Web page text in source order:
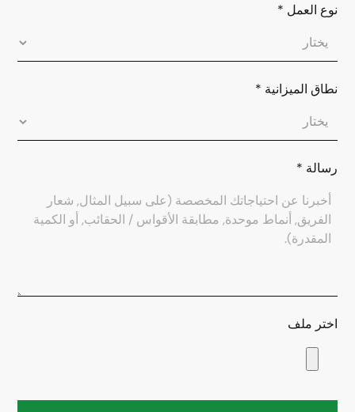
نوع العمل *
نطاق الميزانية *
رسالة *
اختر ملف